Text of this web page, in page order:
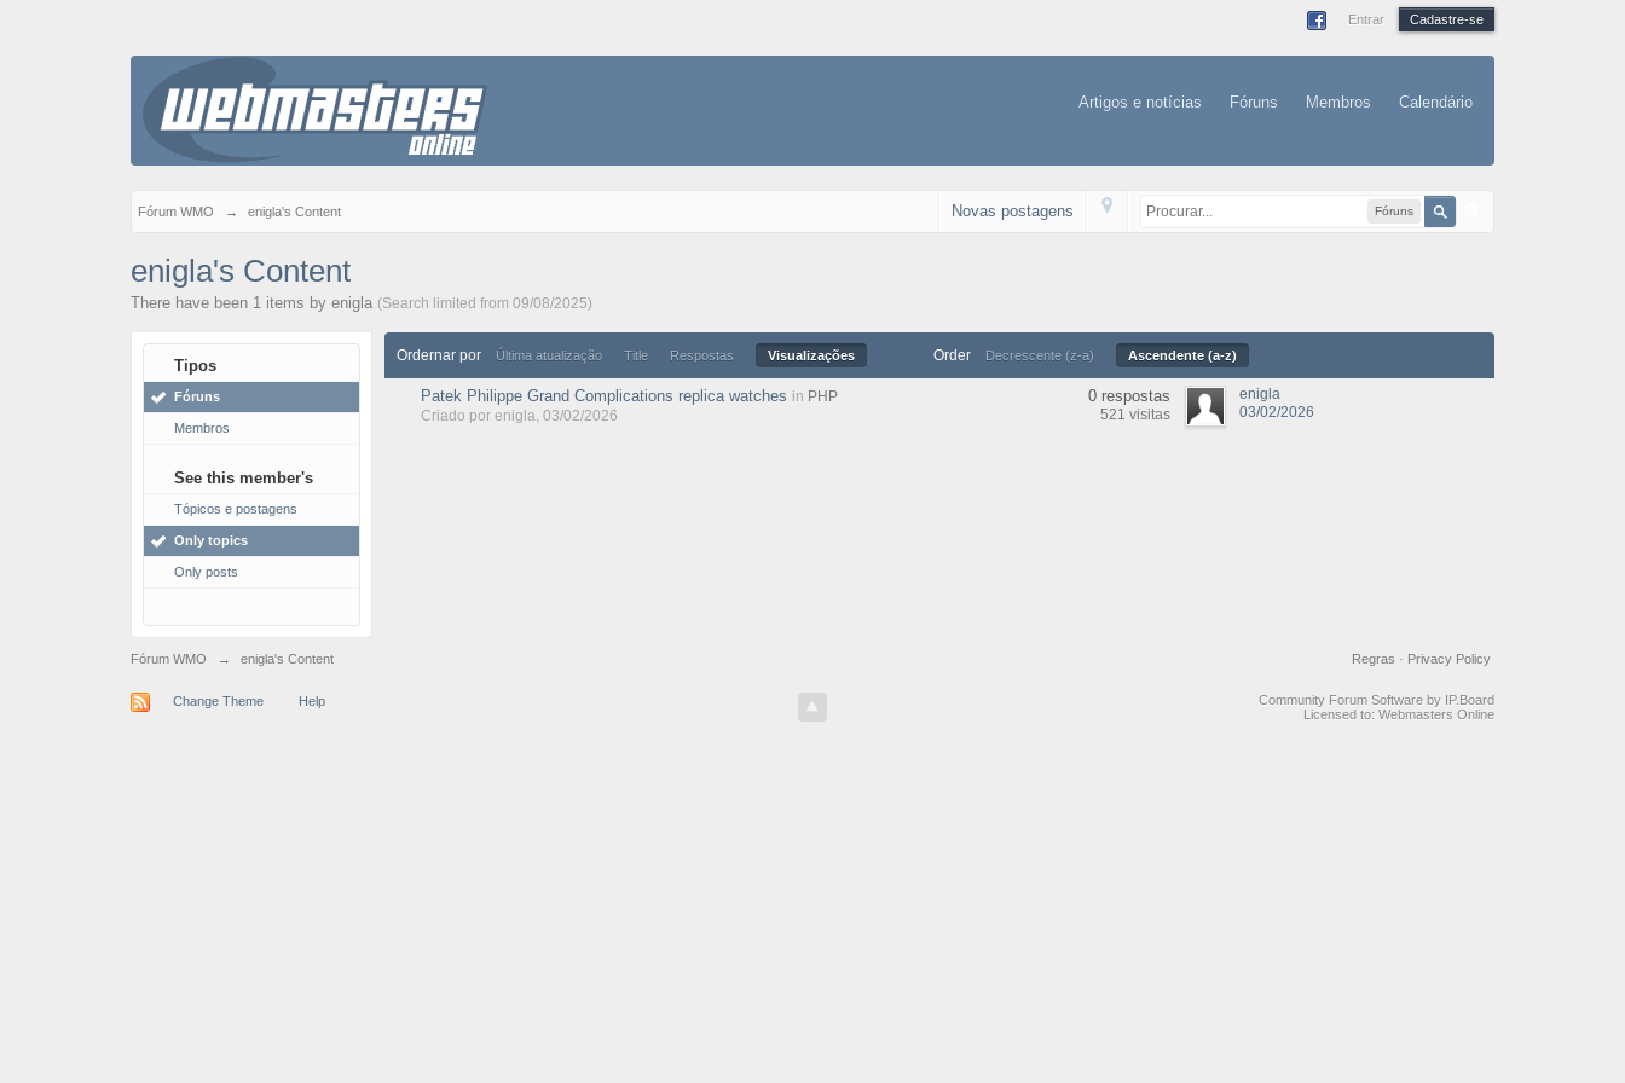
Entrar Cadastre-se
Artigos e notícias Fóruns Membros Calendário
Fórum WMO → enigla's Content Fóruns
Novas postagens
enigla's Content
There have been 1 items by enigla (Search limited from 09/08/2025)
Tipos
Fóruns
Membros
See this member's
Tópicos e postagens
Only topics
Only posts
Ordernar por Última atualização Title Respostas Visualizações Order Decrescente (z-a) Ascendente (a-z)
Patek Philippe Grand Complications replica watches in PHP
Criado por enigla, 03/02/2026
0 respostas
521 visitas
enigla
03/02/2026
Fórum WMO → enigla's Content Privacy Policy
Regras ·
Change Theme Help
Community Forum Software by IP.Board
Licensed to: Webmasters Online